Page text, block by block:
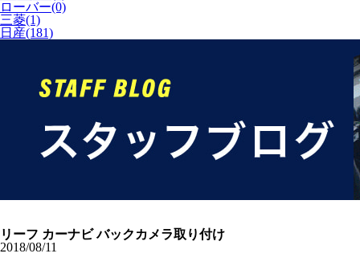
ローバー(0)
三菱(1)
日産(181)
リーフ カーナビ バックカメラ取り付け
2018/08/11